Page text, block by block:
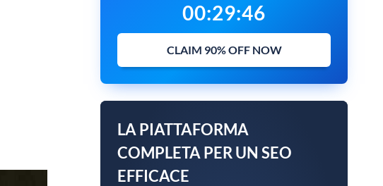
00:29:45
CLAIM 90% OFF NOW
LA PIATTAFORMA
COMPLETA PER UN SEO
EFFICACE